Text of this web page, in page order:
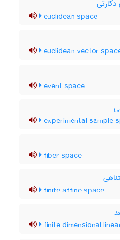
euclidean space
euclidean vector
event space
experimental sample
fiber space
finite affine space
finite dimensional